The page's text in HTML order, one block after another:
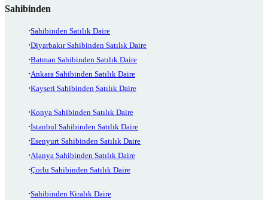
Sahibinden
Sahibinden Satılık Daire
Diyarbakır Sahibinden Satılık Daire
Batman Sahibinden Satılık Daire
Ankara Sahibinden Satılık Daire
Kayseri Sahibinden Satılık Daire
Konya Sahibinden Satılık Daire
İstanbul Sahibinden Satılık Daire
Esenyurt Sahibinden Satılık Daire
Alanya Sahibinden Satılık Daire
Çorlu Sahibinden Satılık Daire
Sahibinden Kiralık Daire